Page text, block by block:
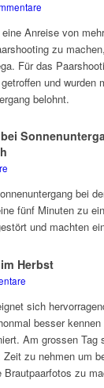
Anreise von
zu
Für das
und wurden
belohnt.
bei
fünf Minuten zu
und machten
Herbst
sich
besser
Am grossen Tag
zu nehmen um
Brautpaarfotos zu